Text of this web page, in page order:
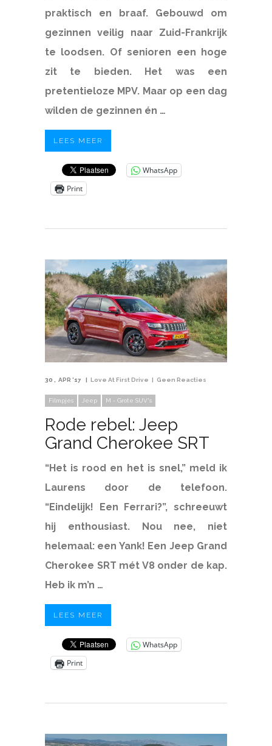
praktisch en braaf. Gebouwd om
gezinnen veilig naar Zuid-Frankrijk
te loodsen. Of senioren een hoge
zit te bieden. Het was een
pretentieloze MPV. Maar op een dag
wilden de gezinnen én …
LEES MEER
WhatsApp
Print
30 APR '17 Love At First Drive Geen Reacties
Filmpjes Jeep M - Grote SUV's
Rode rebel: Jeep
Grand Cherokee SRT
“Het is rood en het is snel,” meld ik
Laurens door de telefoon.
“Eindelijk! Een Ferrari?”, schreeuwt
hij enthousiast. Nou nee, niet
helemaal: een Yank! Een Jeep Grand
Cherokee SRT mét V8 onder de kap.
Heb ik m’n …
LEES MEER
WhatsApp
Print